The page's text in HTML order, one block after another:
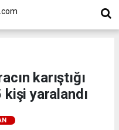
karıştığı
yaralandı